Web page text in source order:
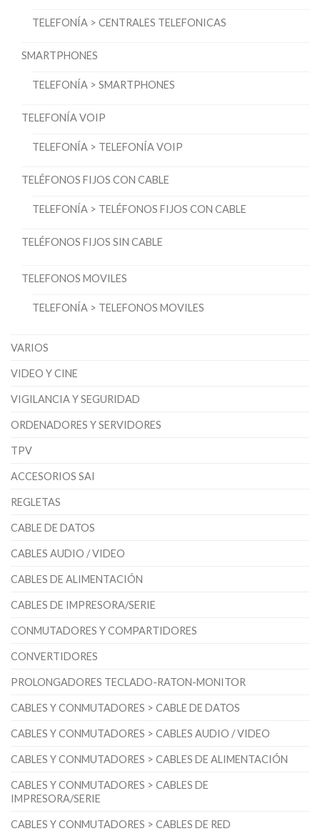
TELEFONÍA > CENTRALES TELEFONICAS
SMARTPHONES
TELEFONÍA > SMARTPHONES
TELEFONÍA VOIP
TELEFONÍA > TELEFONÍA VOIP
TELÉFONOS FIJOS CON CABLE
TELEFONÍA > TELÉFONOS FIJOS CON CABLE
TELÉFONOS FIJOS SIN CABLE
TELEFONOS MOVILES
TELEFONÍA > TELEFONOS MOVILES
VARIOS
VIDEO Y CINE
VIGILANCIA Y SEGURIDAD
ORDENADORES Y SERVIDORES
TPV
ACCESORIOS SAI
REGLETAS
CABLE DE DATOS
CABLES AUDIO / VIDEO
CABLES DE ALIMENTACIÓN
CABLES DE IMPRESORA/SERIE
CONMUTADORES Y COMPARTIDORES
CONVERTIDORES
PROLONGADORES TECLADO-RATON-MONITOR
CABLES Y CONMUTADORES > CABLE DE DATOS
CABLES Y CONMUTADORES > CABLES AUDIO / VIDEO
CABLES Y CONMUTADORES > CABLES DE ALIMENTACIÓN
CABLES Y CONMUTADORES > CABLES DE
IMPRESORA/SERIE
CABLES Y CONMUTADORES > CABLES DE RED